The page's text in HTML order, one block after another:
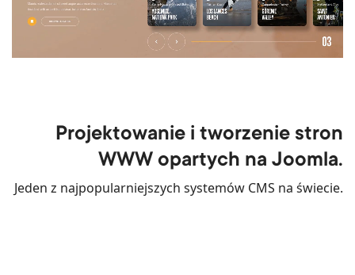
Projektowanie i tworzenie stron
WWW opartych na Joomla.
Jeden z najpopularniejszych systemów CMS na świecie.